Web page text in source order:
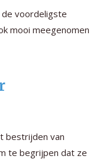
de voordeligste
mooi meegenomen
bestrijden van
te begrijpen dat ze